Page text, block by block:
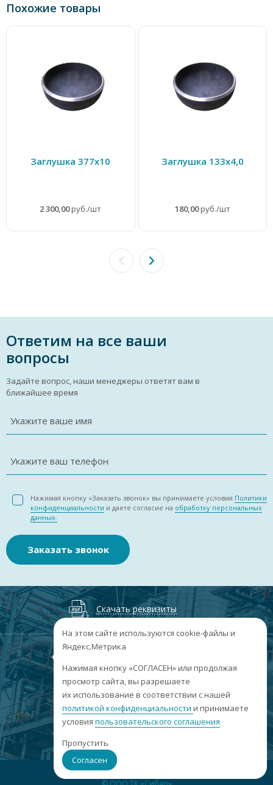
Похожие товары
Заглушка 377х10
2 300,00руб./шт
Заглушка 133х4,0
180,00руб./шт
Ответим на все ваши
вопросы
Задайте вопрос, наши менеджеры ответят вам в
ближайшее время
Укажите ваше имя
Укажите ваш телефон
Нажимая кнопку «Заказать звонок» вы принимаете условия Политики
конфиденциальности и даете согласие на обработку персональных
данных.
Заказать звонок
Скачать реквизиты
+7
г. Барнаул, пр. Ленина, 158А, Н1/204
пн-пт: 09:00-17:00
сб-вс: выходные
info@sibar22.ru
На этом сайте используются cookie-файлы и
Яндекс.Метрика
Нажимая кнопку «СОГЛАСЕН» или продолжая
просмотр сайта, вы разрешаете
их использование в соответствии с нашей
политикой конфиденциальности и принимаете
условия пользовательского соглашения
Пропустить
Согласен